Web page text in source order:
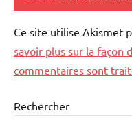
Ce site utilise Akismet
savoir plus sur la façon
commentaires sont
Rechercher